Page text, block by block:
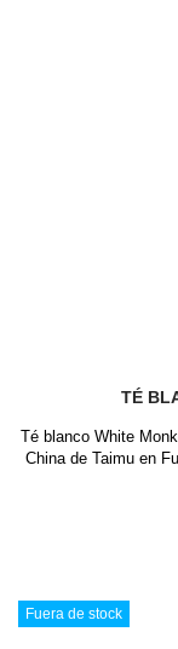
TÉ
Té blanco White
China de Taimu en
almíbar y un
complejo y cuerpo
antigüedad era
Fuera de stock